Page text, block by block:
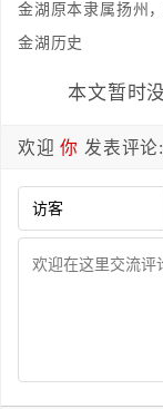
条淮河入江水道彻
金湖原本隶属扬州
金湖历史
本文暂时
欢迎你 发表评论: